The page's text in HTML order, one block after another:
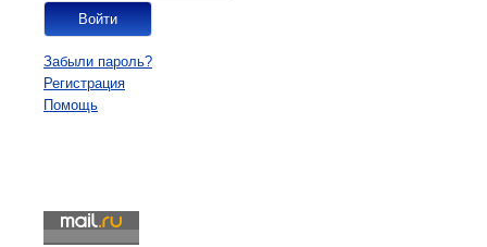
Забыли пароль?
Регистрация
Помощь